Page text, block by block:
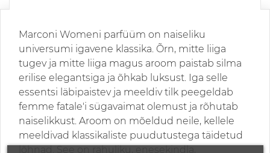
Marconi Womeni parfüüm on naiseliku
universumi igavene klassika. Õrn, mitte liiga
tugev ja mitte liiga magus aroom paistab silma
erilise elegantsiga ja õhkab luksust. Iga selle
essentsi läbipaistev ja meeldiv tilk peegeldab
femme fatale'i sügavaimat olemust ja rõhutab
naiselikkust. Aroom on mõeldud neile, kellele
meeldivad klassikaliste puudutustega täidetud